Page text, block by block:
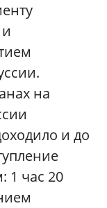
на
и до
1 час 20